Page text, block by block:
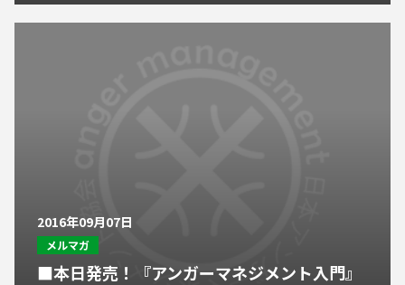
2016年09月07日
メルマガ
■本日発売！『アンガーマネジメント入門』